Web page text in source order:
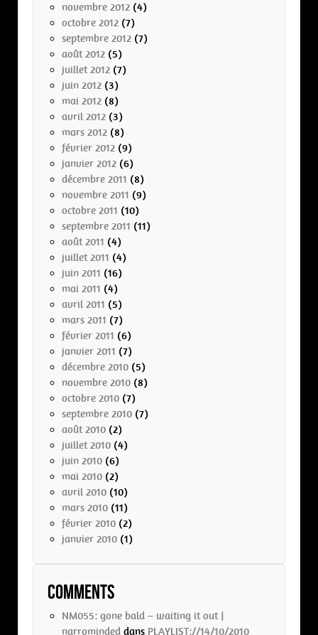
novembre 2012 (4)
octobre 2012 (7)
septembre 2012 (7)
août 2012 (5)
juillet 2012 (7)
juin 2012 (3)
mai 2012 (8)
avril 2012 (3)
mars 2012 (8)
février 2012 (9)
janvier 2012 (6)
décembre 2011 (8)
novembre 2011 (9)
octobre 2011 (10)
septembre 2011 (11)
août 2011 (4)
juillet 2011 (4)
juin 2011 (16)
mai 2011 (4)
avril 2011 (5)
mars 2011 (7)
février 2011 (6)
janvier 2011 (7)
décembre 2010 (5)
novembre 2010 (8)
octobre 2010 (7)
septembre 2010 (7)
août 2010 (2)
juillet 2010 (4)
juin 2010 (6)
mai 2010 (2)
avril 2010 (10)
mars 2010 (11)
février 2010 (2)
janvier 2010 (1)
Comments
NM055: gone bald – waiting it out |
narrominded dans PLAYLIST://14/10/2010